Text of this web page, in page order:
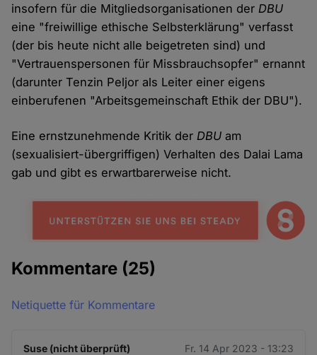
insofern für die Mitgliedsorganisationen der DBU
eine "freiwillige ethische Selbsterklärung" verfasst
(der bis heute nicht alle beigetreten sind) und
"Vertrauenspersonen für Missbrauchsopfer" ernannt
(darunter Tenzin Peljor als Leiter einer eigens
einberufenen "Arbeitsgemeinschaft Ethik der DBU").
Eine ernstzunehmende Kritik der DBU am
(sexualisiert-übergriffigen) Verhalten des Dalai Lama
gab und gibt es erwartbarerweise nicht.
Kommentare (25)
Netiquette für Kommentare
Suse (nicht überprüft) Fr. 14 Apr 2023 - 13:23